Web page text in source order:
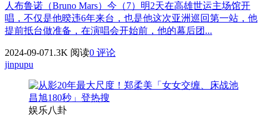
人布鲁诺（Bruno Mars）今（7）明2天在高雄世运主场馆开
唱，不仅是他暌违6年来台，也是他这次亚洲巡回第一站，他
提前抵台做准备，在演唱会开始前，他的幕后团...
2024-09-071.3K 阅读0 评论
jinpupu
娱乐八卦